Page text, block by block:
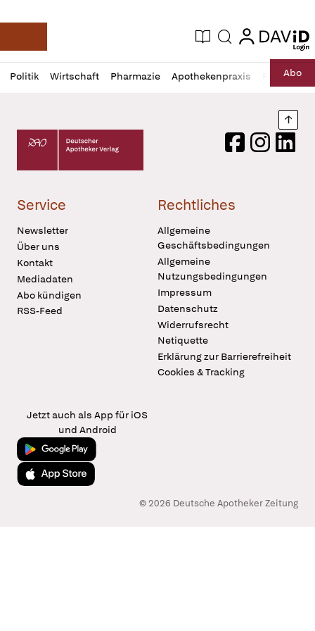
Deutsche Apotheker Zeitung
Aktuelle Ausgabe
Suche login
login
Politik Wirtschaft Pharmazie Apothekenpraxis RechtAbo
Profil
öffnen
Daz
Pur
Deutscher Apotheker Verlag Logo
FacebookInstagram
Service
Newsletter
Über uns
Kontakt
Mediadaten
Abo kündigen
RSS-Feed
Rechtliches
Allgemeine
Geschäftsbedingungen
Allgemeine
Nutzungsbedingungen
Impressum
Datenschutz
Widerrufsrecht
Netiquette
Erklärung zur Barrierefreiheit
Cookies & Tracking
Jetzt auch als App für iOS
und Android
Jetzt bei Google Play
Laden im App Store
© 2026 Deutsche Apotheker Zeitung